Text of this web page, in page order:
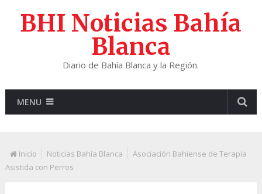
BHI Noticias Bahía
Blanca
Diario de Bahía Blanca y la Región.
MENU
Inicio Noticias Bahía Blanca
Asociación Bahiense de Terapia
Asistida con Perros